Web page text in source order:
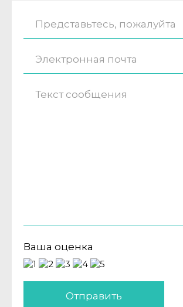
Ваша оценка
Отправить